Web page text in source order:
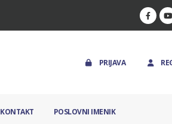
PRIJAVA
KONTAKT POSLOVNI IMENIK